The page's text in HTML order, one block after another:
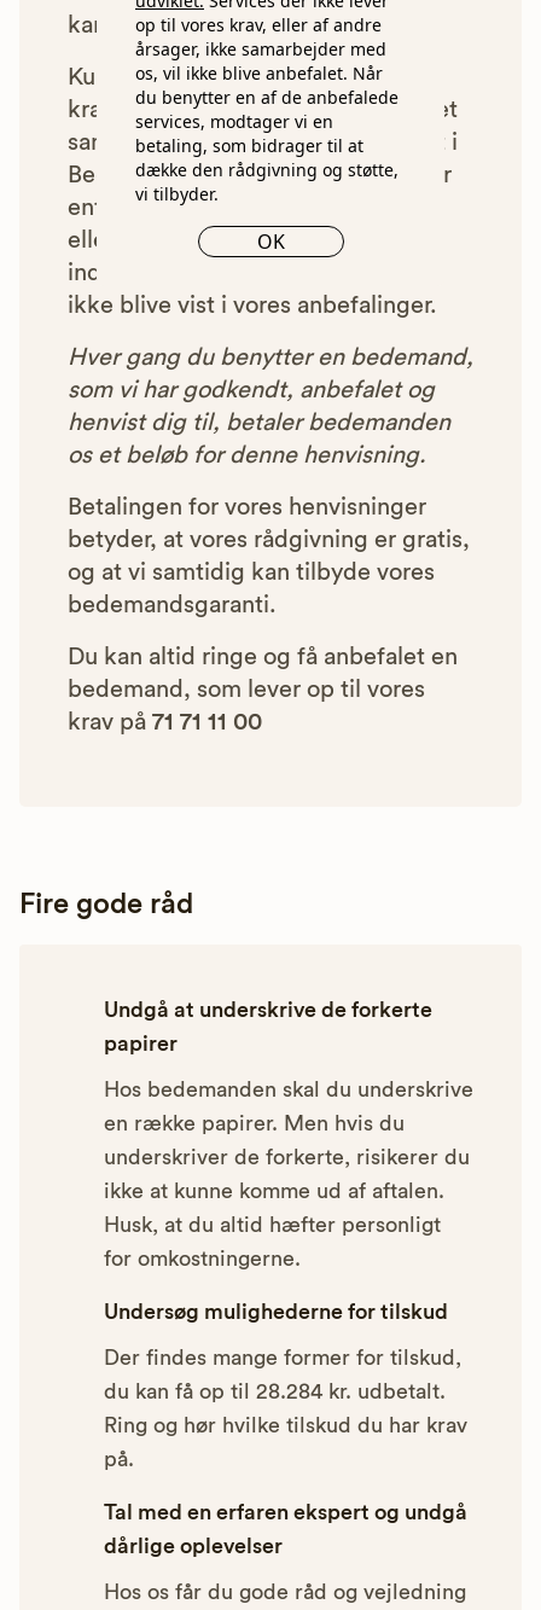
op til vores krav, eller af andre
årsager, ikke samarbejder med
os, vil ikke blive anbefalet. Når
du benytter en af de anbefalede
services, modtager vi en
betaling, som bidrager til at
dække den rådgivning og støtte,
vi tilbyder.
OK
kan læse mere om vores krav
Kun bedemænd der lever op til
kravene har mulighed for at indgå et
samarbejde med os om at blive vist i
Begravelsesguiden. Bedemænd der
enten ikke lever op til vores krav,
eller som af andre årsager ikke har
indgået et samarbejde med os, vil
ikke blive vist i vores anbefalinger.
Hver gang du benytter en bedemand,
som vi har godkendt, anbefalet og
henvist dig til, betaler bedemanden
os et beløb for denne henvisning.
Betalingen for vores henvisninger
betyder, at vores rådgivning er gratis,
og at vi samtidig kan tilbyde vores
bedemandsgaranti.
Du kan altid ringe og få anbefalet en
bedemand, som lever op til vores
krav på 71 71 11 00
Fire gode råd
Undgå at underskrive de forkerte
papirer
Hos bedemanden skal du underskrive
en række papirer. Men hvis du
underskriver de forkerte, risikerer du
ikke at kunne komme ud af aftalen.
Husk, at du altid hæfter personligt
for omkostningerne.
Undersøg mulighederne for tilskud
Der findes mange former for tilskud,
du kan få op til 28.284 kr. udbetalt.
Ring og hør hvilke tilskud du har krav
på.
Tal med en erfaren ekspert og undgå
dårlige oplevelser
Hos os får du gode råd og vejledning